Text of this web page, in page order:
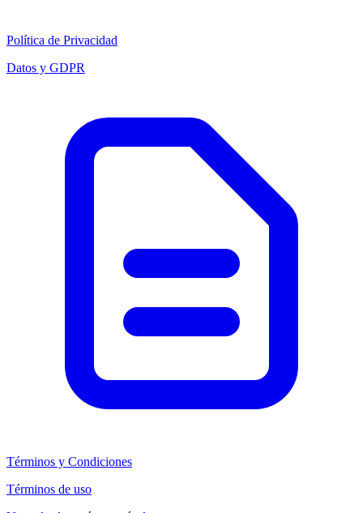
Política de Privacidad
Datos y GDPR
Términos y Condiciones
Términos de uso